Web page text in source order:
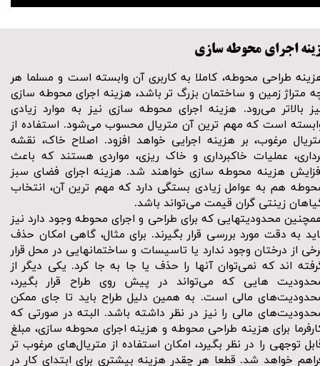
اجرای محوطه سازی
طراحی محوطه، کاملا به کاربری آن وابسته است و مسلما هر
متراژ زمین و ساختمان بزرگ تر باشد، هزینه اجرای محوطه سازی
بالاتر می‌رود. هزینه اجرای محوطه سازی نیز به موارد زیادی
است که مهم ترین آن متریال محسوب می‌شود. استفاده از
مرغوب، بر هزینه اجرایی خواهد افزود. اصلاح خاک، نقشه
عملیات خاکبرداری و خاک ریزی، مواردی هستند که باعث
هزینه محوطه سازی خواهند شد. هزینه اجرای فضای سبز
هم به عوامل زیادی بستگی دارد که مهم ترین آن، انتخاب
زینتی گران قیمت می‌تواند باشد.
محدودیتهایی که برای طراحی و اجرای محوطه وجود دارد نیز
به دقت مورد بررسی قرار بگیرند. برای مثال، گاهی امکان حذف
از درختان وجود ندارد یا تاسیسات و ساختمانهایی در محل قرار
اند که نمی‌توان آنها را حذف یا جا به جا کرد. یکی دیگر از
هایی که می‌تواند در پیش روی طراح قرار بگیرد،
مالی است. به همین دلیل طراح باید تا جای ممکن
مالی را نیز در نظر داشته باشد. البته در صورتی که
برای هزینه طراحی محوطه و هزینه اجرای محوطه سازی، مبلغ
توجهی را در نظر بگیرد، امکان استفاده از متریال‌های مرغوب تر
خواهد شد. قطعا هر چقدر هزینه بیشتری برای ابتدای کار در